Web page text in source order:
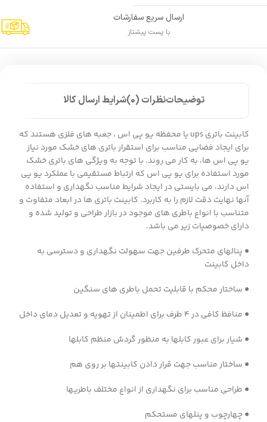
ارسال سریع سفارشات
با پست پیشتاز
توضیحاتنظرات (0) شرایط ارسال کالا
کابینت باتری ups یا محفظه یو پی اس ، جعبه های فلزی هستند که
برای ایجاد فضایی مناسب برای استقرار باتری های خشک مورد نیاز
یو پی اس ها، به کار می روند. با توجه به ویژگی های باتری خشک
مورد استفاده برای یو پی اس که ارتباط مستقیمی با عملکرد یو پی
اس دارند، می بایستی در ایجاد شرایط مناسب نگهداری و استفاده
آنها نهایت دقت لازم را به کاربرد. کابینت باتری ها در ابعاد متفاوت و
متناسب با انواع باطری های موجود در بازار طراحی و تولید شده و
دارای خصوصیات زیر می باشد.
● پنالهای متحرک طرفین جهت سهولت نگهداری و دسترسی به
داخل کابینت
● ساختار محکم با قابلیت تحمل باطری های سنگین
● منافظ کافی در ۴ طرف برای اطمینان از تهویه و تعدیل دمای داخل
● شیار برای عبور کابلها به منظور گردش منظم کابلها
● ساختار مناسب جهت قرار دادن کابینتها بر روی هم
● طراحی مناسب برای نگهداری از انواع مختلف باطریها
● چهارچوب و پنلهای مستحکم